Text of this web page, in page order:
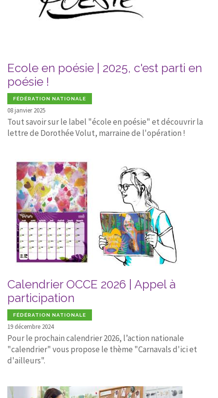
Ecole en poésie | 2025, c'est parti en
poésie !
FÉDÉRATION NATIONALE
08 janvier 2025
Tout savoir sur le label "école en poésie" et découvrir la
lettre de Dorothée Volut, marraine de l'opération !
Calendrier OCCE 2026 | Appel à
participation
FÉDÉRATION NATIONALE
19 décembre 2024
Pour le prochain calendrier 2026, l’action nationale
"calendrier" vous propose le thème "Carnavals d'ici et
d'ailleurs".